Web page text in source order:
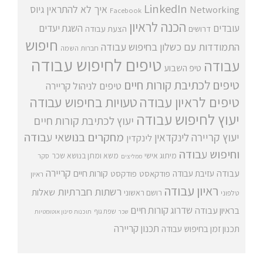
Facebook LinkedIn Networking איך לא להתראין גיוס
עובדים דרושים הכנה לראיון הצעת עבודה השגת יעדים
התמודדות עם כשלון בחיפוש עבודה חברות השמה חיפוש
עבודה טיפ השבוע טיפים לחיפוש עבודה
טיפים לכתיבת קורות חיים טיפים לניהול קריירה
טיפים לראיון עבודהטעויות בחיפוש עבודה
יעוץ לחיפוש עבודה יעוץ לכתיבת קורות חיים
יעוץ קריירה לינקדאין לינקדין מחקרים בנושאי עבודה
וחיפוש עבודה מיתוג אישי ממליצים משא ומתן בנושא שכר סקר
עבודה עזיבת עבודה פודקאסט פודקסט קורות חיים קריירה ראיון
טלפוני ראיון עבודה רושם ראשוני רשתות חברתיות שאלות
בראיון עבודה שדרוג קורות חיים שכר שפת גוף תוכנות סינון אוטומטיות
תכנון זמן בחיפוש עבודה תכנון קריירה